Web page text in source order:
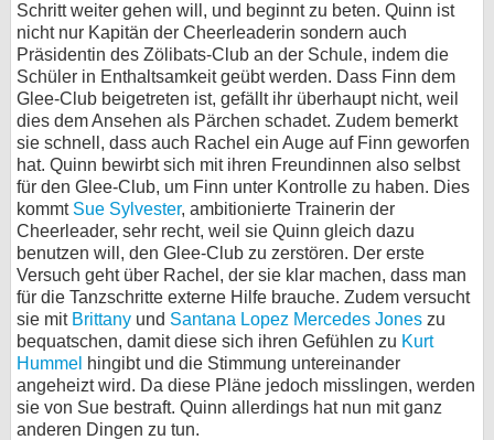
Schritt weiter gehen will, und beginnt zu beten. Quinn ist
nicht nur Kapitän der Cheerleaderin sondern auch
Präsidentin des Zölibats-Club an der Schule, indem die
Schüler in Enthaltsamkeit geübt werden. Dass Finn dem
Glee-Club beigetreten ist, gefällt ihr überhaupt nicht, weil
dies dem Ansehen als Pärchen schadet. Zudem bemerkt
sie schnell, dass auch Rachel ein Auge auf Finn geworfen
hat. Quinn bewirbt sich mit ihren Freundinnen also selbst
für den Glee-Club, um Finn unter Kontrolle zu haben. Dies
kommt Sue Sylvester, ambitionierte Trainerin der
Cheerleader, sehr recht, weil sie Quinn gleich dazu
benutzen will, den Glee-Club zu zerstören. Der erste
Versuch geht über Rachel, der sie klar machen, dass man
für die Tanzschritte externe Hilfe brauche. Zudem versucht
sie mit Brittany und Santana Lopez Mercedes Jones zu
bequatschen, damit diese sich ihren Gefühlen zu Kurt
Hummel hingibt und die Stimmung untereinander
angeheizt wird. Da diese Pläne jedoch misslingen, werden
sie von Sue bestraft. Quinn allerdings hat nun mit ganz
anderen Dingen zu tun.
Impressum
Desktop-Ansicht
myFanbase